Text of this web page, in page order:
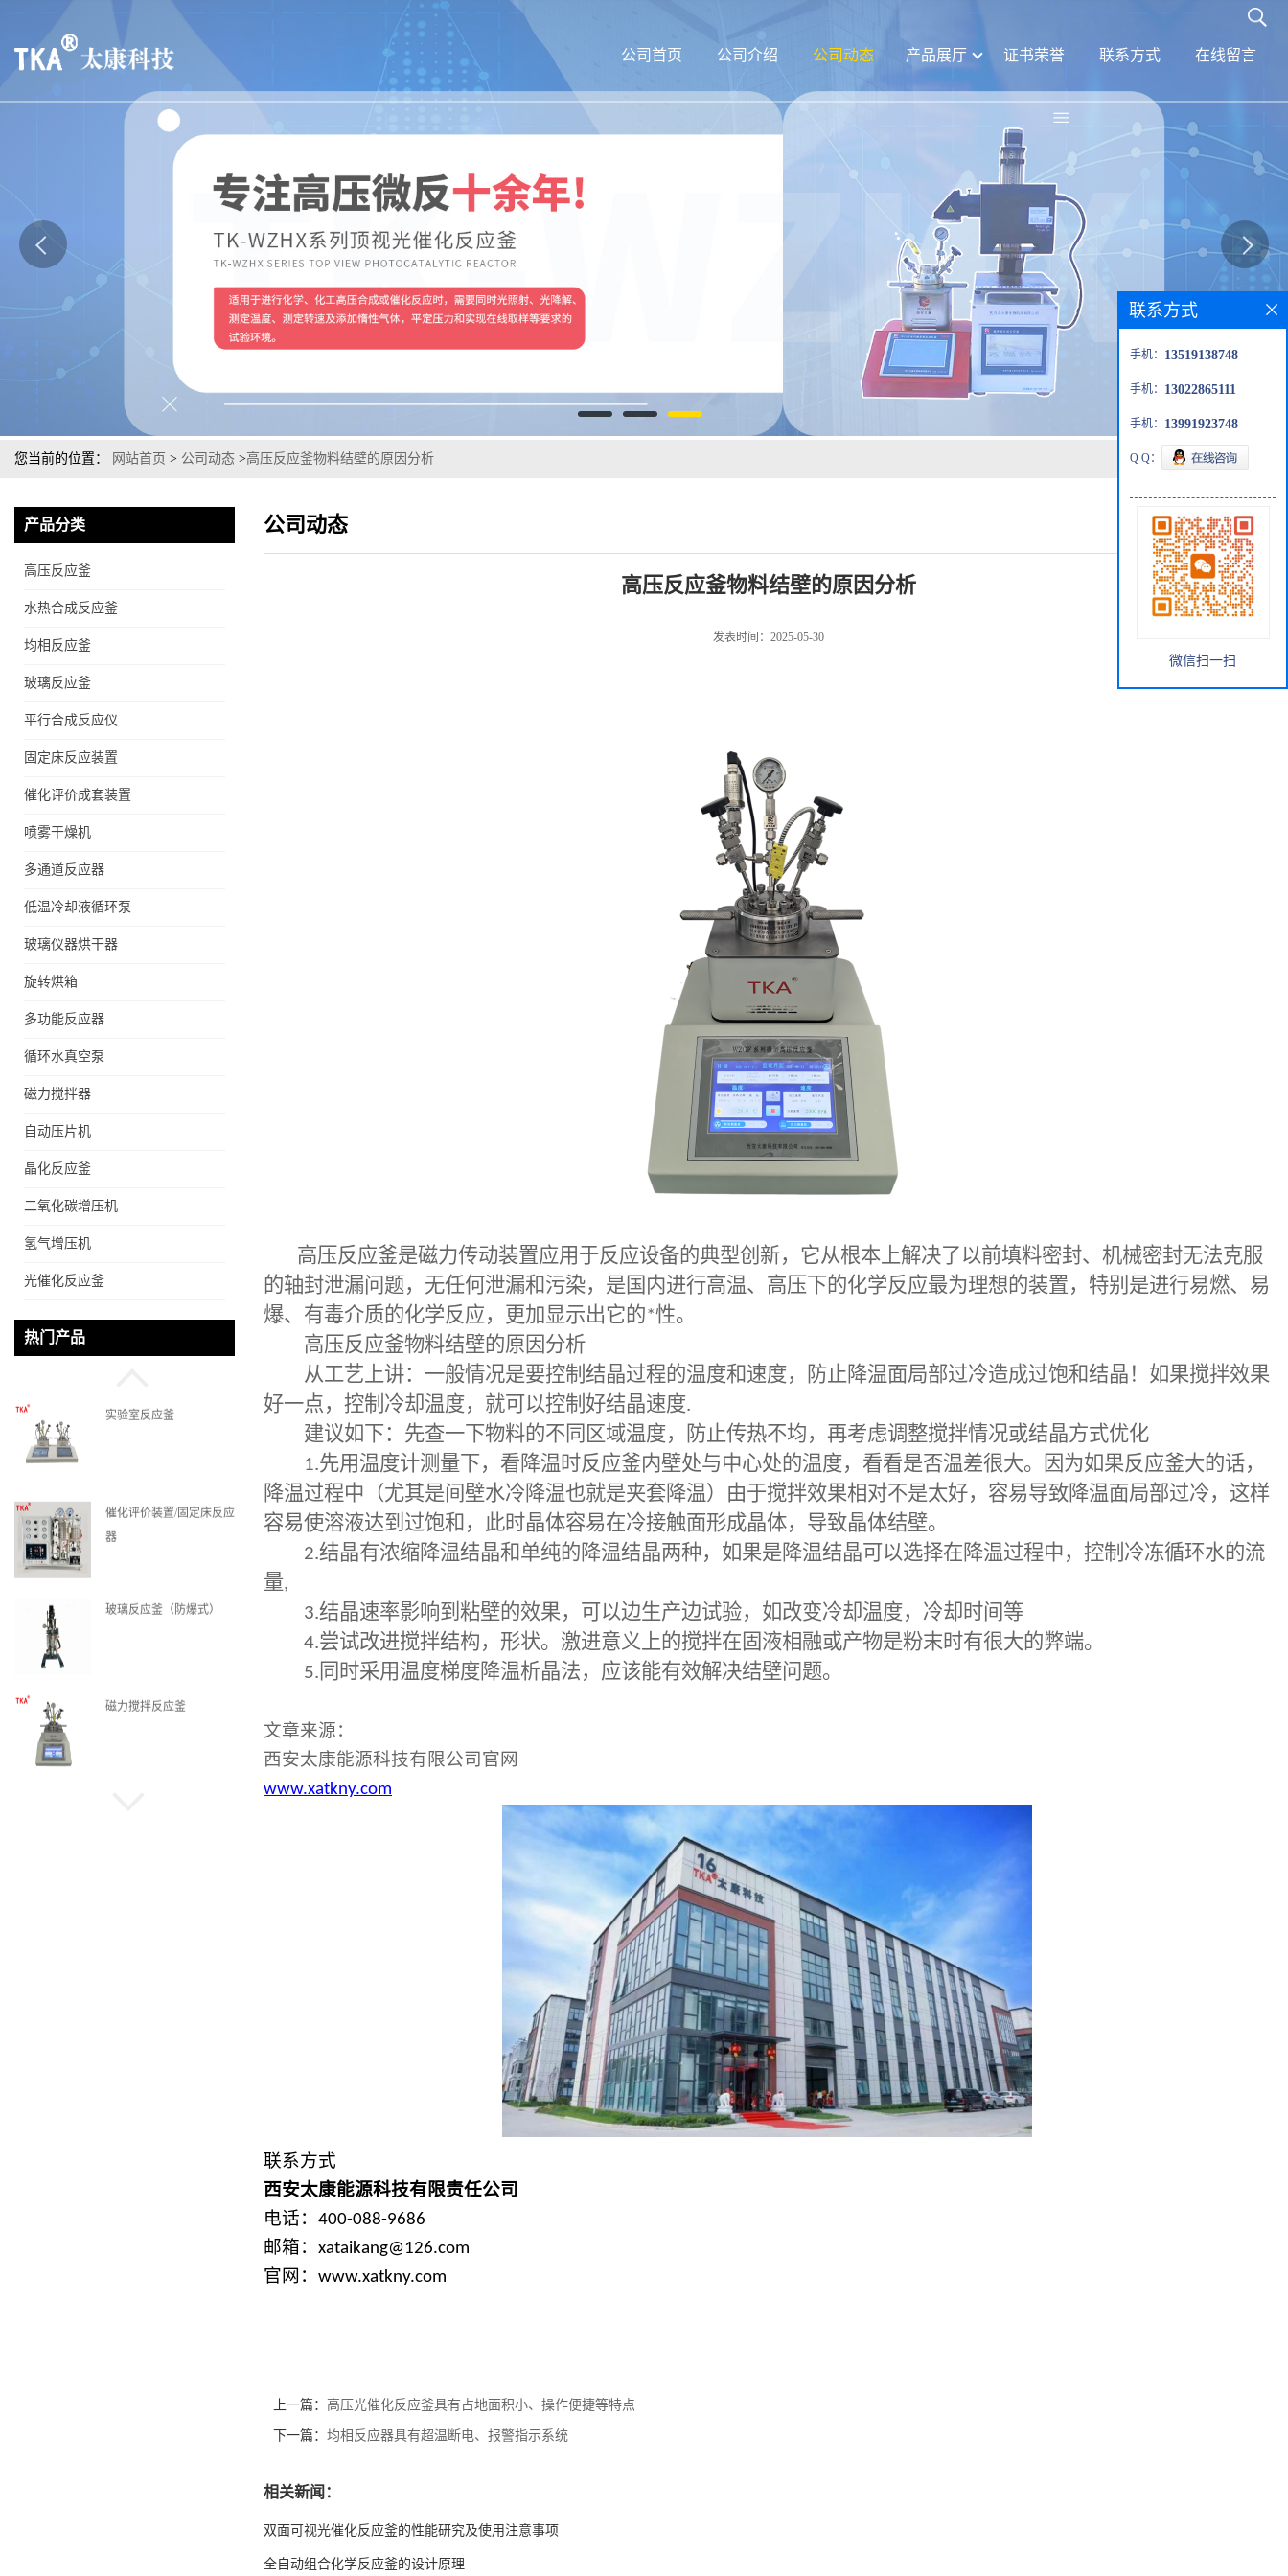
公司首页 公司介绍 公司动态 产品展厅 证书荣誉 联系方式 在线留言
您当前的位置： 网站首页 > 公司动态 >高压反应釜物料结壁的原因分析
产品分类
高压反应釜
水热合成反应釜
均相反应釜
玻璃反应釜
平行合成反应仪
固定床反应装置
催化评价成套装置
喷雾干燥机
多通道反应器
低温冷却液循环泵
玻璃仪器烘干器
旋转烘箱
多功能反应器
循环水真空泵
磁力搅拌器
自动压片机
晶化反应釜
二氧化碳增压机
氢气增压机
光催化反应釜
热门产品
微通道反应器
实验室反应釜
催化评价装置/固定床反应
器
玻璃反应釜（防爆式）
磁力搅拌反应釜
公司动态
高压反应釜物料结壁的原因分析
发表时间：2025-05-30
高压反应釜是磁力传动装置应用于反应设备的典型创新，它从根本上解决了以前填料密封、机械密封无法克服
的轴封泄漏问题，无任何泄漏和污染，是国内进行高温、高压下的化学反应最为理想的装置，特别是进行易燃、易
爆、有毒介质的化学反应，更加显示出它的*性。
高压反应釜物料结壁的原因分析
从工艺上讲：一般情况是要控制结晶过程的温度和速度，防止降温面局部过冷造成过饱和结晶！如果搅拌效果
好一点，控制冷却温度，就可以控制好结晶速度.
建议如下：先查一下物料的不同区域温度，防止传热不均，再考虑调整搅拌情况或结晶方式优化
1.先用温度计测量下，看降温时反应釜内壁处与中心处的温度，看看是否温差很大。因为如果反应釜大的话，
降温过程中（尤其是间壁水冷降温也就是夹套降温）由于搅拌效果相对不是太好，容易导致降温面局部过冷，这样
容易使溶液达到过饱和，此时晶体容易在冷接触面形成晶体，导致晶体结壁。
2.结晶有浓缩降温结晶和单纯的降温结晶两种，如果是降温结晶可以选择在降温过程中，控制冷冻循环水的流
量,
3.结晶速率影响到粘壁的效果，可以边生产边试验，如改变冷却温度，冷却时间等
4.尝试改进搅拌结构，形状。激进意义上的搅拌在固液相融或产物是粉末时有很大的弊端。
5. 同时采用温度梯度降温析晶法，应该能有效解决结壁问题。
文章来源：
西安太康能源科技有限公司官网
www.xatkny.com
联系方式
西安太康能源科技有限责任公司
电话： 400-088-9686
邮箱： xataikang@126.com
官网： www.xatkny.com
上一篇： 高压光催化反应釜具有占地面积小、操作便捷等特点
下一篇： 均相反应器具有超温断电、报警指示系统
相关新闻：
双面可视光催化反应釜的性能研究及使用注意事项
全自动组合化学反应釜的设计原理
联系方式
手机： 13519138748
手机： 13022865111
手机： 13991923748
Q Q：
微信扫一扫